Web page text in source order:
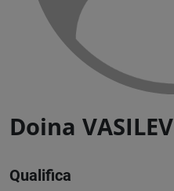
Doina VASILEV
Qualifica